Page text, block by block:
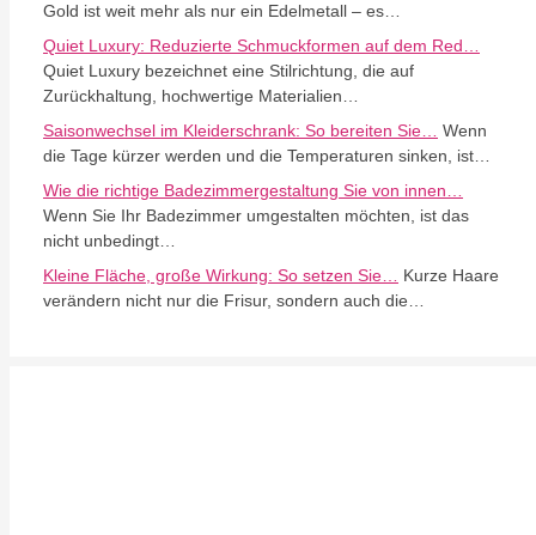
Gold ist weit mehr als nur ein Edelmetall – es…
Quiet Luxury: Reduzierte Schmuckformen auf dem Red…
Quiet Luxury bezeichnet eine Stilrichtung, die auf
Zurückhaltung, hochwertige Materialien…
Saisonwechsel im Kleiderschrank: So bereiten Sie…
Wenn
die Tage kürzer werden und die Temperaturen sinken, ist…
Wie die richtige Badezimmergestaltung Sie von innen…
Wenn Sie Ihr Badezimmer umgestalten möchten, ist das
nicht unbedingt…
Kleine Fläche, große Wirkung: So setzen Sie…
Kurze Haare
verändern nicht nur die Frisur, sondern auch die…